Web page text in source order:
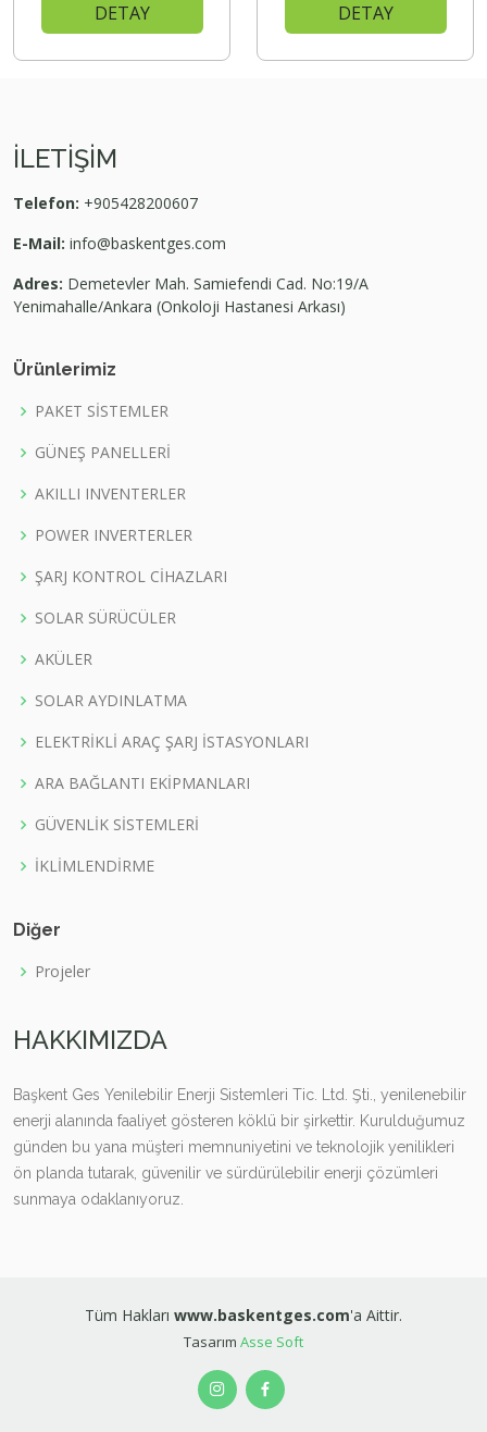
DETAY DETAY
İLETİŞİM
Telefon: +905428200607
E-Mail: info@baskentges.com
Adres: Demetevler Mah. Samiefendi Cad. No:19/A
Yenimahalle/Ankara (Onkoloji Hastanesi Arkası)
Ürünlerimiz
PAKET SİSTEMLER
GÜNEŞ PANELLERİ
AKILLI INVENTERLER
POWER INVERTERLER
ŞARJ KONTROL CİHAZLARI
SOLAR SÜRÜCÜLER
AKÜLER
SOLAR AYDINLATMA
ELEKTRİKLİ ARAÇ ŞARJ İSTASYONLARI
ARA BAĞLANTI EKİPMANLARI
GÜVENLİK SİSTEMLERİ
İKLİMLENDİRME
Diğer
Projeler
HAKKIMIZDA
Başkent Ges Yenilebilir Enerji Sistemleri Tic. Ltd. Şti., yenilenebilir
enerji alanında faaliyet gösteren köklü bir şirkettir. Kurulduğumuz
günden bu yana müşteri memnuniyetini ve teknolojik yenilikleri
ön planda tutarak, güvenilir ve sürdürülebilir enerji çözümleri
sunmaya odaklanıyoruz.
Tüm Hakları www.baskentges.com'a Aittir.
Tasarım Asse Soft